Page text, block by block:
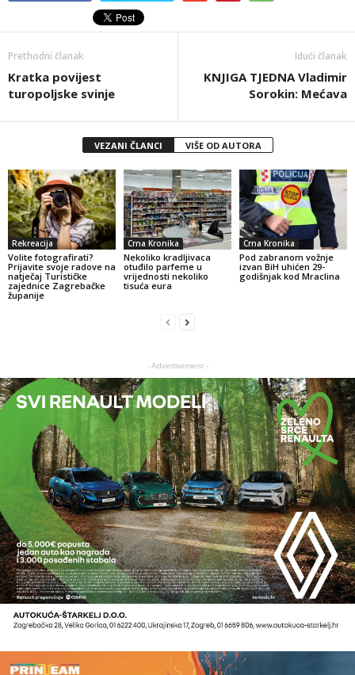
Prethodni članak
Kratka povijest
turopoljske svinje
Idući članak
KNJIGA TJEDNA Vladimir
Sorokin: Mećava
VEZANI ČLANCI VIŠE OD AUTORA
Rekreacija
Volite fotografirati?
Prijavite svoje radove na
natječaj Turističke
zajednice Zagrebačke
županije
Crna Kronika
Nekoliko kradljivaca
otuđilo parfeme u
vrijednosti nekoliko
tisuća eura
Crna Kronika
Pod zabranom vožnje
izvan BiH uhićen 29-
godišnjak kod Mraclina
- Advertisement -